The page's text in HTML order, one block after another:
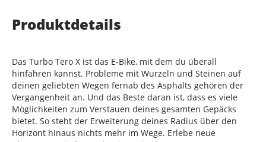
Produktdetails
Das Turbo Tero X ist das E-Bike, mit dem du überall
hinfahren kannst. Probleme mit Wurzeln und Steinen auf
deinen geliebten Wegen fernab des Asphalts gehören der
Vergangenheit an. Und das Beste daran ist, dass es viele
Möglichkeiten zum Verstauen deines gesamten Gepäcks
bietet. So steht der Erweiterung deines Radius über den
Horizont hinaus nichts mehr im Wege. Erlebe neue